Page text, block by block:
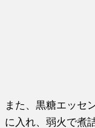
また、黒糖エッセ
に入れ、弱火で煮